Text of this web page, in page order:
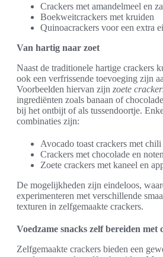
Crackers met amandelmeel en
Boekweitcrackers met kruiden
Quinoacrackers voor een extra
Van hartig naar zoet
Naast de traditionele hartige crackers
ook een verfrissende toevoeging zijn
Voorbeelden hiervan zijn zoete
ingrediënten zoals banaan of
bij het ontbijt of als tussendoortje.
combinaties zijn:
Avocado toast crackers met
Crackers met chocolade en noten
Zoete crackers met kaneel en
De mogelijkheden zijn eindeloos,
experimenteren met verschillende
texturen in zelfgemaakte crackers.
Voedzame snacks zelf bereiden met
Zelfgemaakte crackers bieden een